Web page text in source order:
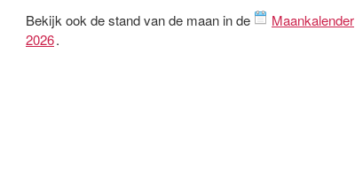
Bekijk ook de stand van de maan in de
Maankalender
2026.